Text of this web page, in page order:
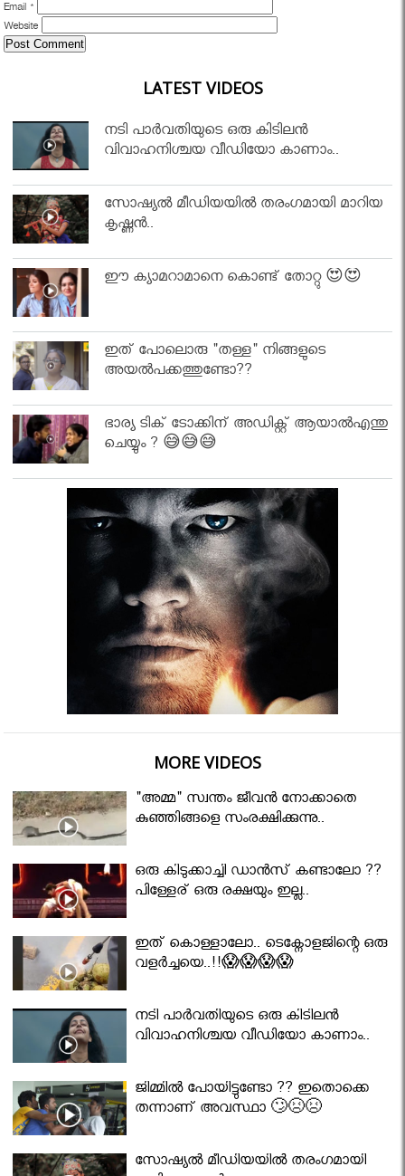
Email *
Website
LATEST VIDEOS
നടി പാർവതിയുടെ ഒരു കിടിലൻ
വിവാഹനിശ്ചയ വീഡിയോ കാണാം..
സോഷ്യൽ മീഡിയയിൽ തരംഗമായി മാറിയ
കൃഷ്ണൻ..
ഈ ക്യാമറാമാനെ കൊണ്ട് തോറ്റു 😍😍
ഇത് പോലൊരു "തള്ള" നിങ്ങളുടെ
അയല്‍പക്കത്തുണ്ടോ??
ഭാര്യ ടിക് ടോക്കിന് അഡിക്റ്റ് ആയാൽഎന്തു
ചെയ്യും ? 😅😅😅
MORE VIDEOS
"അമ്മ" സ്വന്തം ജീവൻ നോക്കാതെ
കുഞ്ഞിങ്ങളെ സംരക്ഷിക്കുന്നു..
ഒരു കിടുക്കാച്ചി ഡാൻസ് കണ്ടാലോ ??
പിള്ളേര് ഒരു രക്ഷയും ഇല്ല..
ഇത് കൊള്ളാലോ.. ടെക്നോളജിന്റെ ഒരു
വളർച്ചയെ..!!😱😱😱😱
നടി പാർവതിയുടെ ഒരു കിടിലൻ
വിവാഹനിശ്ചയ വീഡിയോ കാണാം..
ജിമ്മിൽ പോയിട്ടുണ്ടോ ?? ഇതൊക്കെ
തന്നാണ് അവസ്ഥാ 🙄😣😣
സോഷ്യൽ മീഡിയയിൽ തരംഗമായി